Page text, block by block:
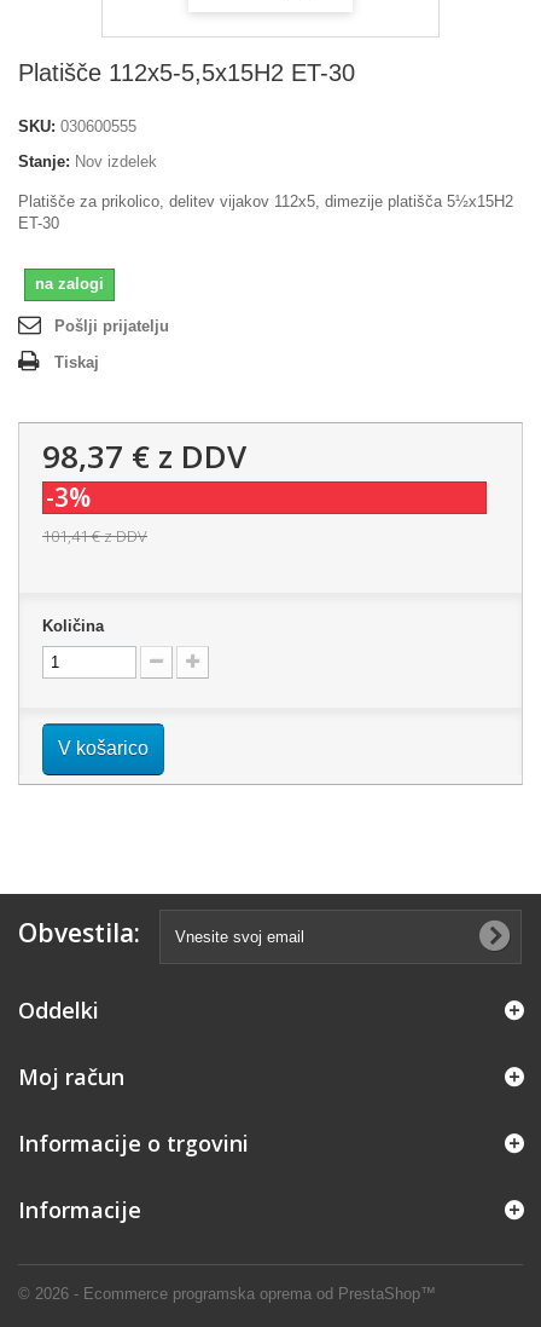
Platišče 112x5-5,5x15H2 ET-30
SKU: 030600555
Stanje: Nov izdelek
Platišče za prikolico, delitev vijakov 112x5, dimezije platišča 5½x15H2
ET-30
na zalogi
Pošlji prijatelju
Tiskaj
98,37 € z DDV
-3%
101,41 €z DDV
Količina
V košarico
Obvestila:
Oddelki
Moj račun
Informacije o trgovini
Informacije
© 2026 - Ecommerce programska oprema od PrestaShop™